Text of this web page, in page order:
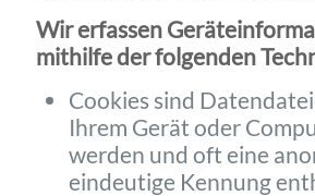
Wir erfassen
mithilfe der folgenden
Cookies sind
Ihrem Gerät oder
werden und oft eine
eindeutige Kennung